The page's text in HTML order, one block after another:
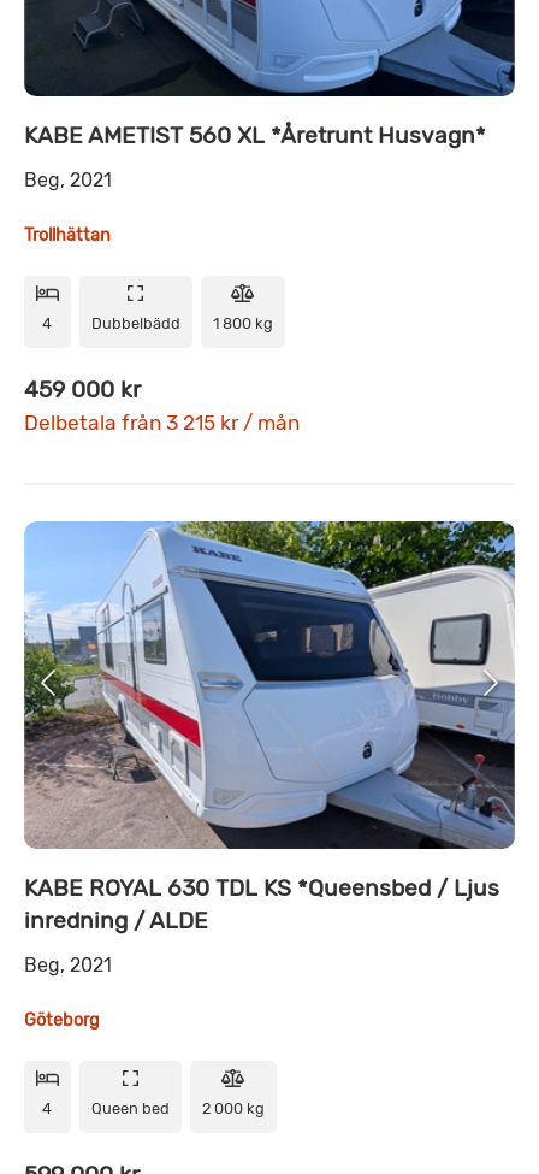
KABE AMETIST 560 XL *Åretrunt Husvagn*
Beg, 2021
Trollhättan
4 Dubbelbädd 1 800 kg
459 000 kr
Delbetala från 3 215 kr / mån
KABE ROYAL 630 TDL KS *Queensbed / Ljus
inredning / ALDE
Beg, 2021
Göteborg
4 Queen bed 2 000 kg